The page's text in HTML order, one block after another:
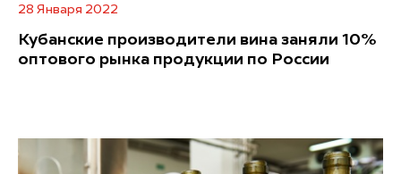
28 Января 2022
Кубанские производители вина заняли 10%
оптового рынка продукции по России